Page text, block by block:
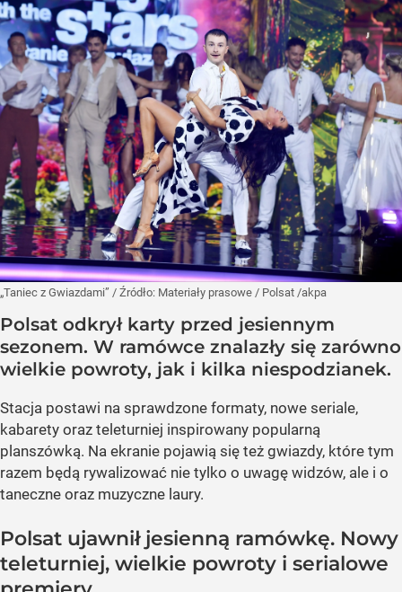
„Taniec z Gwiazdami” / Źródło: Materiały prasowe / Polsat /akpa
Polsat odkrył karty przed jesiennym
sezonem. W ramówce znalazły się zarówno
wielkie powroty, jak i kilka niespodzianek.
Stacja postawi na sprawdzone formaty, nowe seriale,
kabarety oraz teleturniej inspirowany popularną
planszówką. Na ekranie pojawią się też gwiazdy, które tym
razem będą rywalizować nie tylko o uwagę widzów, ale i o
taneczne oraz muzyczne laury.
Polsat ujawnił jesienną ramówkę. Nowy
teleturniej, wielkie powroty i serialowe